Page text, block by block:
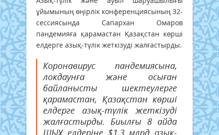
ұйымының өңірлік конференциясының 32-
сессиясында Сапархан Омаров
пандемияға қарамастан Қазақстан көрші
елдерге азық-түлік жеткізуді жалғастырды.
Коронавирус пандемиясына,
локдаунға және осыған
байланысты шектеулерге
қарамастан, Қазақстан көрші
елдерге азық-түлік жеткізуді
жалғастырды. Биылғы 8 айда
ШЫҰ елдеріне $1,3 млрд азық-